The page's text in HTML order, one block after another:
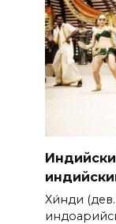
Хи́нди (дев.